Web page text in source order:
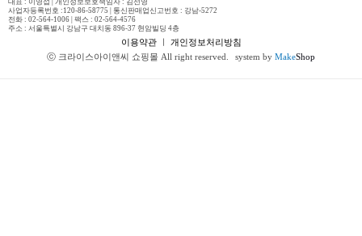
대표 : 이영섭 | 개인정보보호책임자 : 김선영
사업자등록번호 :120-86-58775 | 통신판매업신고번호 : 강남-5272
전화 : 02-564-1006 | 팩스 : 02-564-4576
주소 : 서울특별시 강남구 대치동 896-37 현암빌딩 4층
이용약관ㅣ 개인정보처리방침
ⓒ 크라이스아이앤씨 쇼핑몰 All right reserved.
system by MakeShop